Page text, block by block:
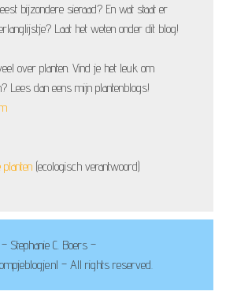
bijzondere sieraad? En wat staat er
Laat het weten onder dit blog!
over planten. Vind je het leuk om
Lees dan eens mijn plantenblogs!
planten (ecologisch verantwoord)
Stephanie C. Boers –
– All rights reserved.